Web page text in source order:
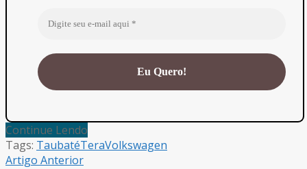
Continue Lendo
Tags: TaubatéTeraVolkswagen
Artigo Anterior